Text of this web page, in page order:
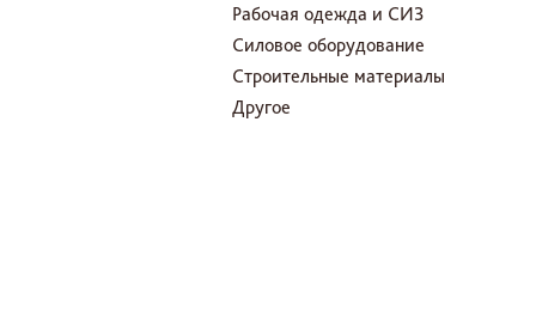
Рабочая одежда и СИЗ
Силовое оборудование
Строительные материалы
Другое